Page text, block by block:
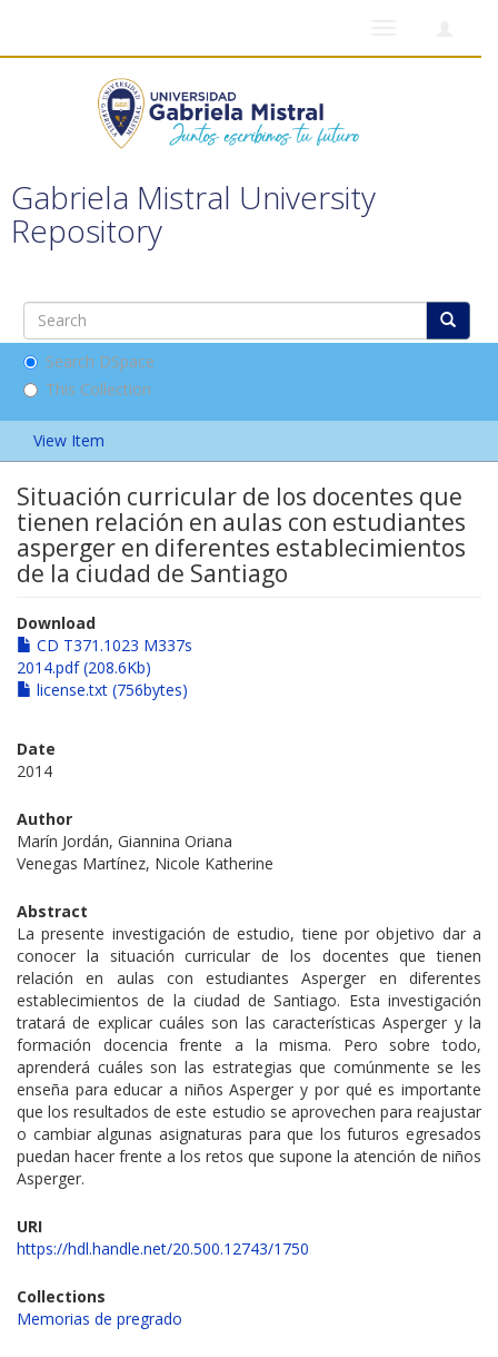
Gabriela Mistral University
Repository
Search DSpace
This Collection
View Item
Situación curricular de los docentes que
tienen relación en aulas con estudiantes
asperger en diferentes establecimientos
de la ciudad de Santiago
Download
CD T371.1023 M337s
2014.pdf (208.6Kb)
license.txt (756bytes)
Date
2014
Author
Marín Jordán, Giannina Oriana
Venegas Martínez, Nicole Katherine
Abstract
La presente investigación de estudio, tiene por objetivo dar a
conocer la situación curricular de los docentes que tienen
relación en aulas con estudiantes Asperger en diferentes
establecimientos de la ciudad de Santiago. Esta investigación
tratará de explicar cuáles son las características Asperger y la
formación docencia frente a la misma. Pero sobre todo,
aprenderá cuáles son las estrategias que comúnmente se les
enseña para educar a niños Asperger y por qué es importante
que los resultados de este estudio se aprovechen para reajustar
o cambiar algunas asignaturas para que los futuros egresados
puedan hacer frente a los retos que supone la atención de niños
Asperger.
URI
https://hdl.handle.net/20.500.12743/1750
Collections
Memorias de pregrado